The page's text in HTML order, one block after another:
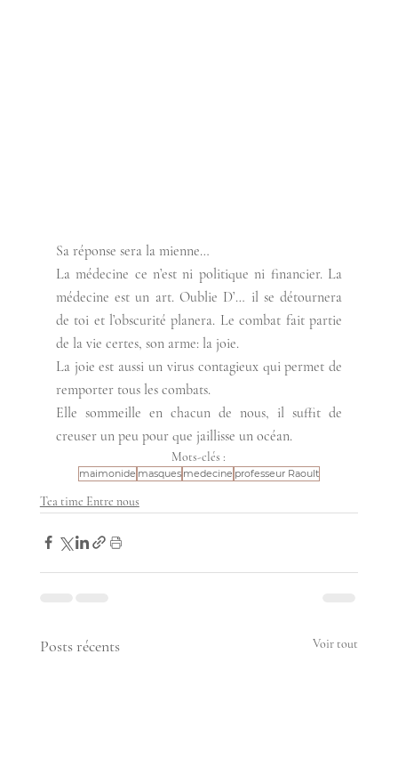
Sa réponse sera la mienne…
La médecine ce n’est ni politique ni financier. La
médecine est un art. Oublie D’… il se détournera
de toi et l’obscurité planera. Le combat fait partie
de la vie certes, son arme: la joie.
La joie est aussi un virus contagieux qui permet de
remporter tous les combats.
Elle sommeille en chacun de nous, il suffit de
creuser un peu pour que jaillisse un océan.
Mots-clés :
maimonide masques medecine professeur Raoult
Tea time Entre nous
Posts récents Voir tout